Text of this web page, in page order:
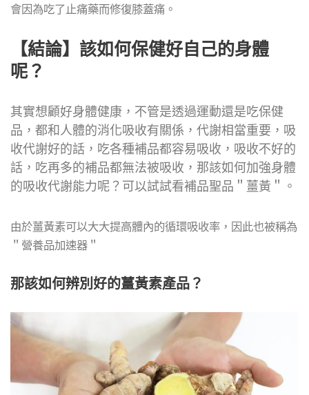
會因為吃了止痛藥而修復膝蓋痛。
【結論】該如何保健好自己的身體
呢？
其實想顧好身體健康，不管是透過運動還是吃保健
品，都和人體的消化吸收有關係，代謝相當重要，吸
收代謝好的話，吃各種補品都容易吸收，吸收不好的
話，吃再多的補品都無法被吸收，那該如何加強身體
的吸收代謝能力呢？可以試試看補品聖品＂薑黃＂。
由於薑黃素可以大大提高體內的循環吸收率，因此也被稱為
＂營養品加速器＂
那該如何辨別好的薑黃素產品？